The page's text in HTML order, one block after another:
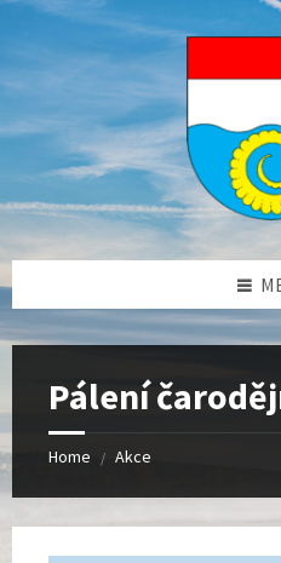
Skip
content
Skip
sidebar
Skip
footer
Pálení
Home / Akce